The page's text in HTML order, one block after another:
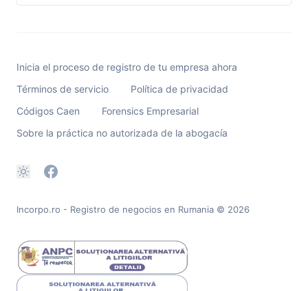
Inicia el proceso de registro de tu empresa ahora
Términos de servicio
Política de privacidad
Códigos Caen
Forensics Empresarial
Sobre la práctica no autorizada de la abogacía
Incorpo.ro - Registro de negocios en Rumania © 2026